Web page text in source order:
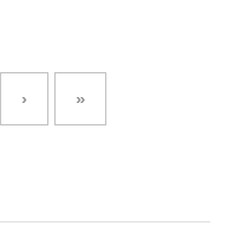
› »